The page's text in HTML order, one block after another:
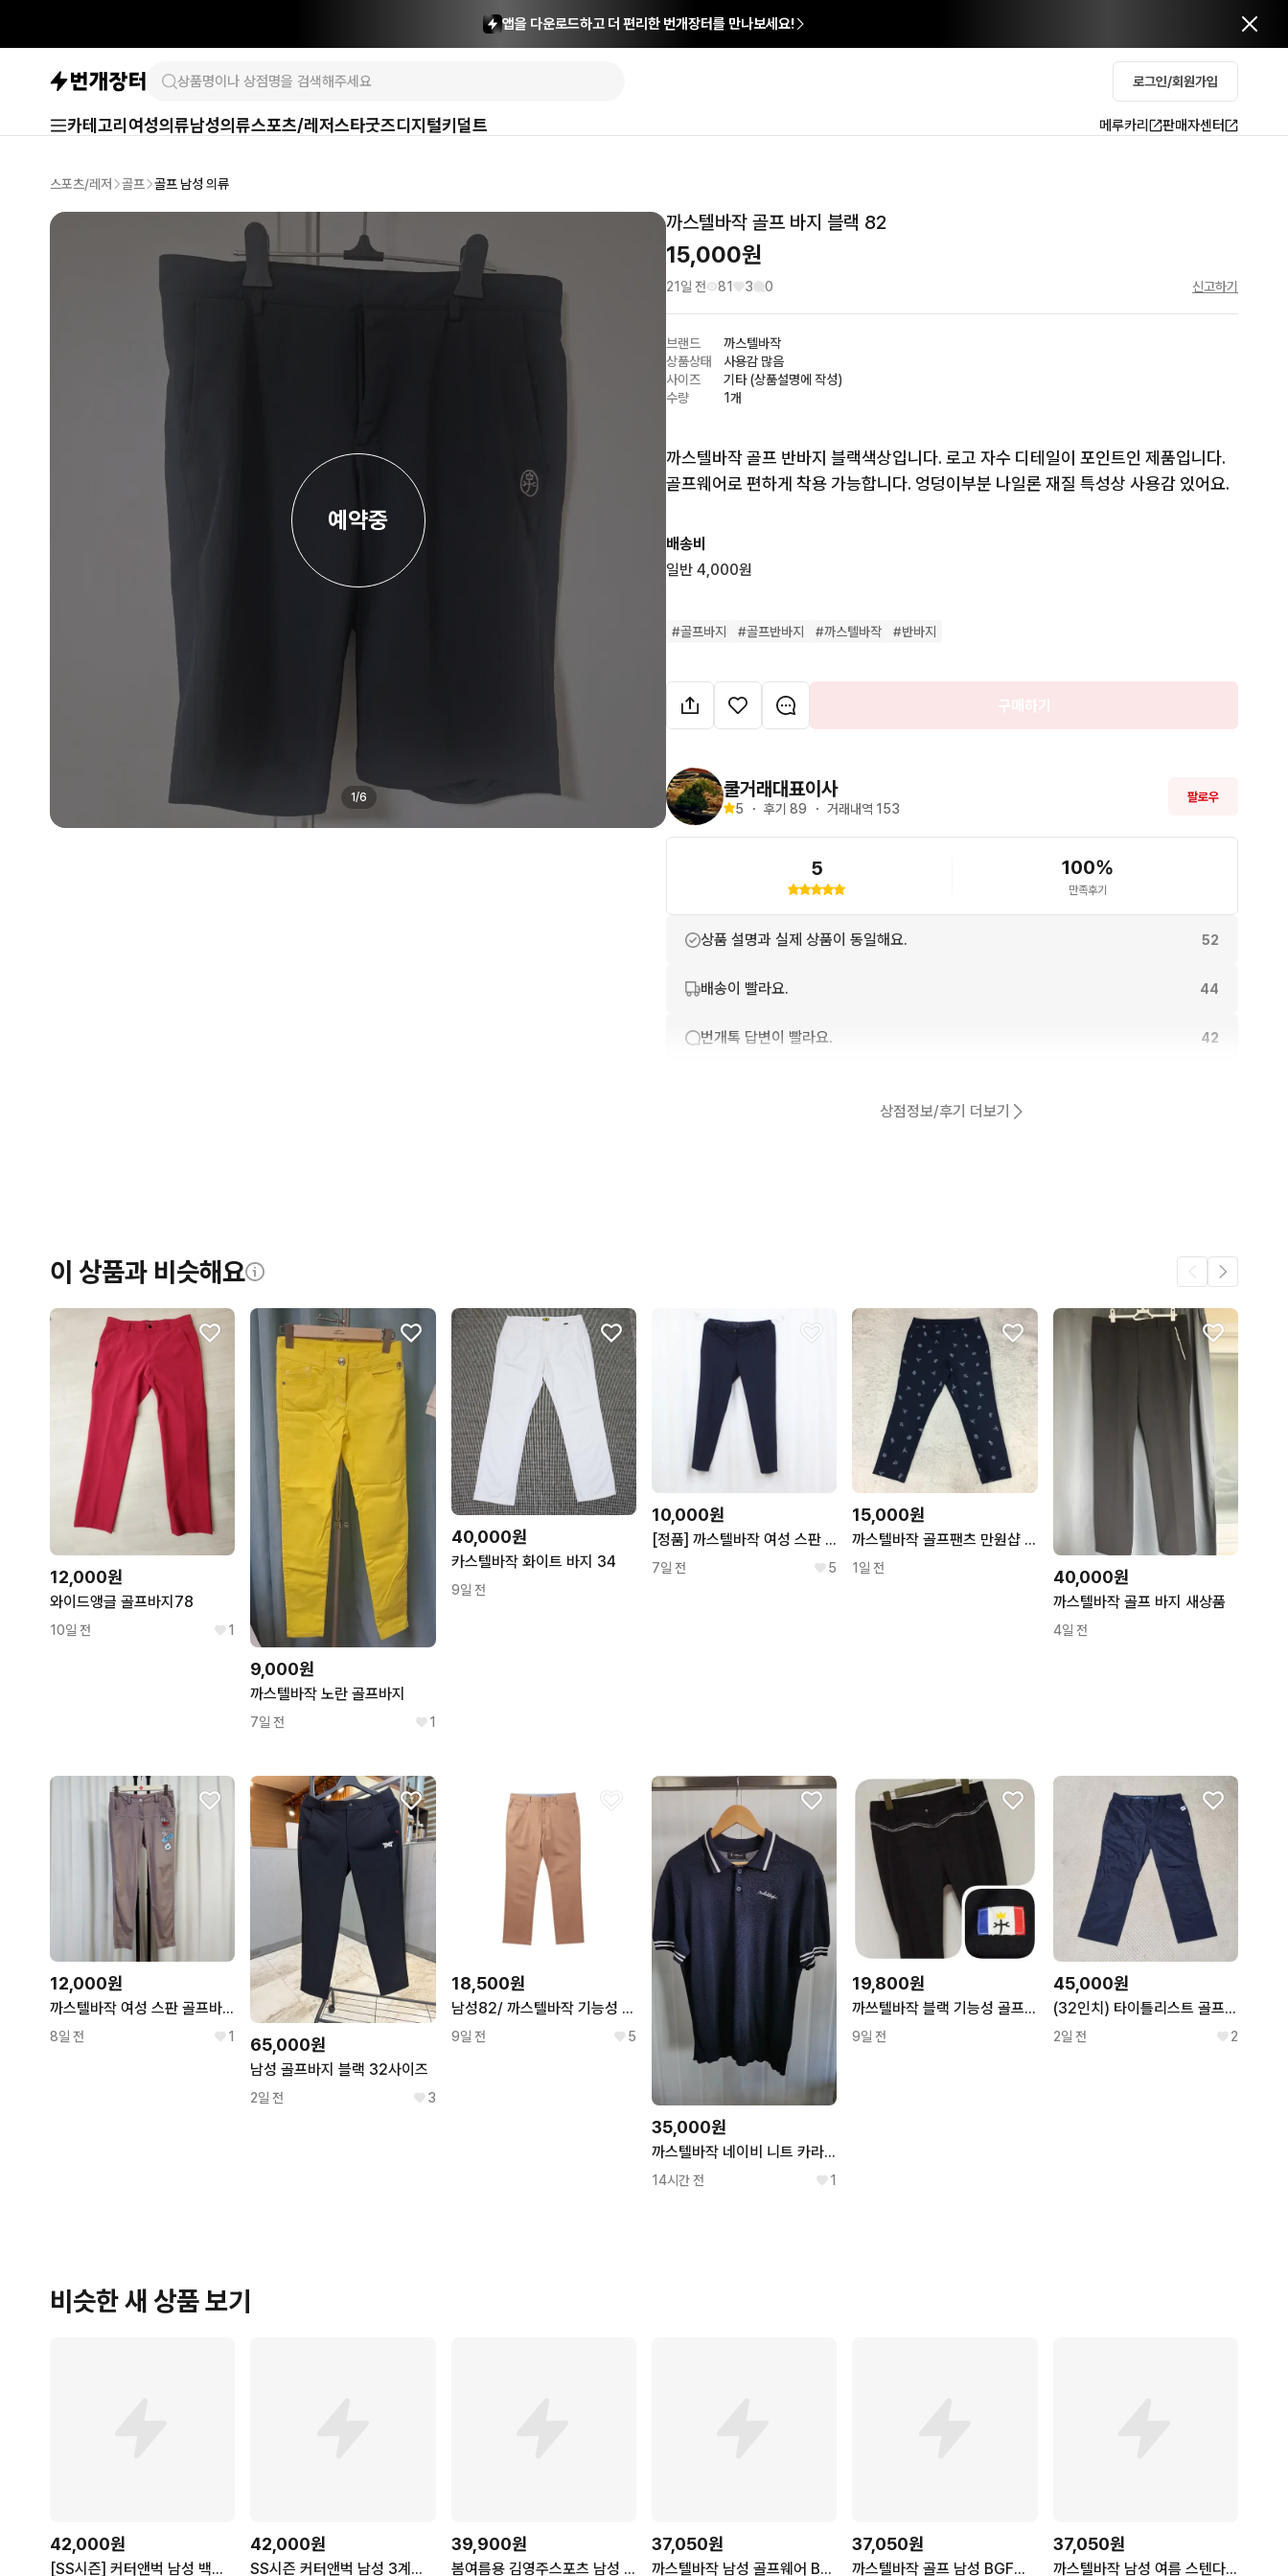
앱을 다운로드하고 더 편리한 번개장터를 만나보세요!
로그인/회원가입
카테고리 여성의류남성의류스포츠/레저스타굿즈디지털키덜트 메루카리 판매자센터
스포츠/레저 골프 골프 남성 의류
예약중
1/6
까스텔바작 골프 바지 블랙 82
15,000원
21일 전 81 3 0 신고하기
브랜드
까스텔바작
상품상태
사용감 많음
사이즈
기타 (상품설명에 작성)
수량
1개
까스텔바작 골프 반바지 블랙색상입니다. 로고 자수 디테일이 포인트인 제품입니다.
골프웨어로 편하게 착용 가능합니다. 엉덩이부분 나일론 재질 특성상 사용감 있어요.
배송비
일반 4,000원
#골프바지 #골프반바지 #까스텔바작 #반바지
구매하기
쿨거래대표이사
5 ・ 후기 89 ・ 거래내역 153
팔로우
5 100%
만족후기
상품 설명과 실제 상품이 동일해요. 52
배송이 빨라요. 44
번개톡 답변이 빨라요. 42
꼭 필요한 문의만 해요. 6
번개페이를 잘 받아줘요.
상점정보/후기 더보기
이 상품과 비슷해요
12,000원
와이드앵글 골프바지78
10일 전 1
9,000원
까스텔바작 노란 골프바지
7일 전 1
40,000원
카스텔바작 화이트 바지 34
9일 전
10,000원
[정품] 까스텔바작 여성 스판 골프 바지 팬츠 (79) 상상샵
7일 전 5
15,000원
까스텔바작 골프팬츠 만원샵 HH04
1일 전 40,000원
까스텔바작 골프 바지 새상품
4일 전
12,000원
까스텔바작 여성 스판 골프바지 28추천 오일장
8일 전 1 65,000원
남성 골프바지 블랙 32사이즈
2일 전 3
18,500원
남성82/ 까스텔바작 기능성 골프팬츠BR 0-102
9일 전 5
35,000원
까스텔바작 네이비 니트 카라티 XXL
14시간 전 1
19,800원
까쓰텔바작 블랙 기능성 골프팬츠 허리70
9일 전
45,000원
(32인치) 타이틀리스트 골프 바지 블랙
2일 전 2
비슷한 새 상품 보기
42,000원
[SS시즌] 커터앤벅 남성 백밴딩 스판 간절기 골프팬츠 CBMPT51911
42,000원
SS시즌 커터앤벅 남성 3계절 사방스판 와펜 골프팬츠 CBMPT34691
39,900원
봄여름용 김영주스포츠 남성 일자핏 골프 팬츠 MP8083
37,050원
까스텔바작 남성 골프웨어 BGFMPT305 "초특가" 스판성과 속건이 좋은 골프 데일리 바지
37,050원
까스텔바작 골프 남성 BGFMPT305 "초특가" 스판성과 속건이 좋은 골프 데일리 바지
37,050원
까스텔바작 남성 여름 스텐다드 팬츠BGFMPT305_US